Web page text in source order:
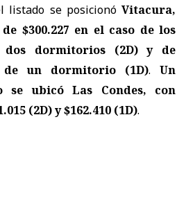
listado se posicionó Vitacura,
$300.227 en el caso de los
dos dormitorios (2D) y de
de un dormitorio (1D).Un
se ubicó Las Condes, con
(2D) y $162.410 (1D).